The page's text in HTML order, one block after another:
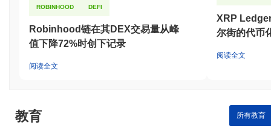
ROBINHOOD DEFI
Robinhood链在其DEX交易量从峰
值下降72%时创下记录
阅读全文
XRP
尔街的代币
阅读全文
教育 所有教育